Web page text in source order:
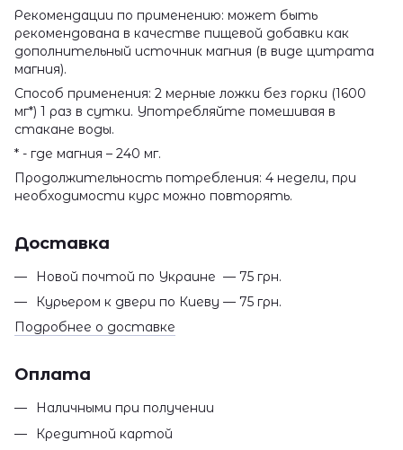
Рекомендации по применению: может быть
рекомендована в качестве пищевой добавки как
дополнительный источник магния (в виде цитрата
магния).
Способ применения: 2 мерные ложки без горки (1600
мг*) 1 раз в сутки. Употребляйте помешивая в
стакане воды.
* - где магния – 240 мг.
Продолжительность потребления: 4 недели, при
необходимости курс можно повторять.
Доставка
Новой почтой по Украине — 75 грн.
Курьером к двери по Киеву — 75 грн.
Подробнее о доставке
Оплата
Наличными при получении
Кредитной картой